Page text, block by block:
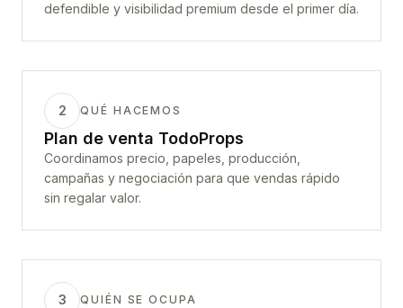
defendible y visibilidad premium desde el primer día.
2 QUÉ HACEMOS
Plan de venta TodoProps
Coordinamos precio, papeles, producción,
campañas y negociación para que vendas rápido
sin regalar valor.
3 QUIÉN SE OCUPA